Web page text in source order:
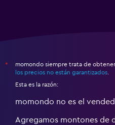
*
momondo siempre trata de
los precios no están garantizados
Esta es la razón:
momondo no es el
Agregamos montones de